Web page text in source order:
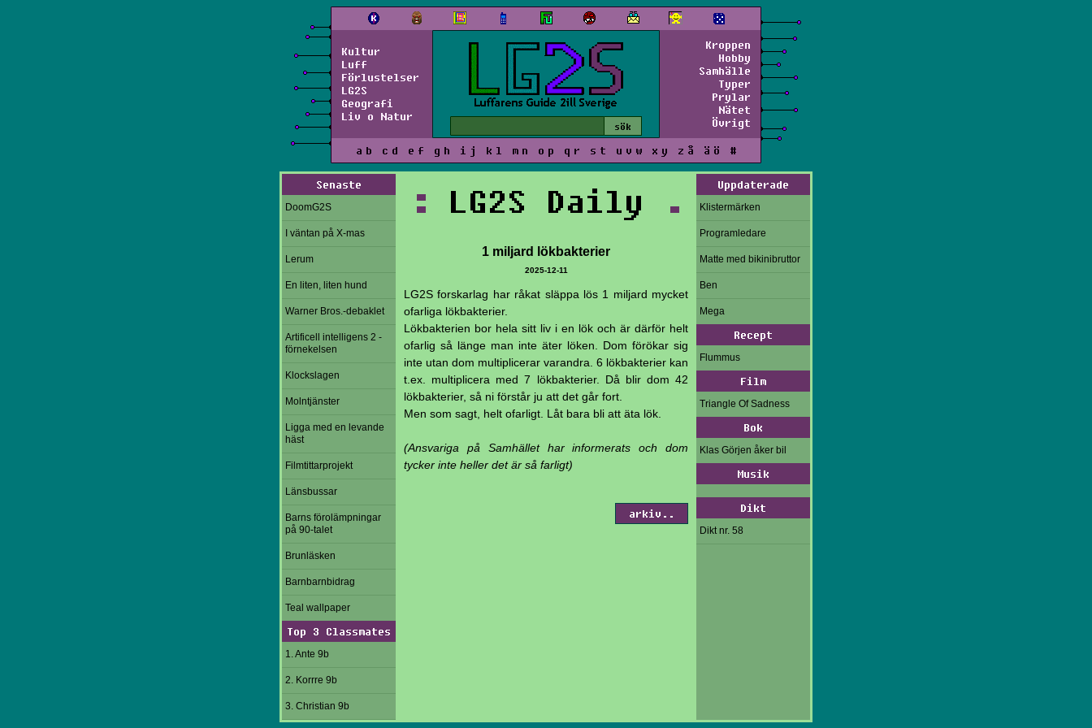
Kultur
Luff
Förlustelser
LG2S
Geografi
Liv o Natur
Kroppen
Hobby
Samhälle
Typer
Prylar
Nätet
Övrigt
a b c d e f g h i j k l m n o p q r s t u v w x y z å ä ö #
Senaste
DoomG2S
I väntan på X-mas
Lerum
En liten, liten hund
Warner Bros.-debaklet
Artificell intelligens 2 -
förnekelsen
Klockslagen
Molntjänster
Ligga med en levande
häst
Filmtittarprojekt
Länsbussar
Barns förolämpningar
på 90-talet
Brunläsken
Barnbarnbidrag
Teal wallpaper
Top 3 Classmates
1. Ante 9b
2. Korrre 9b
3. Christian 9b
: LG2S Daily .
1 miljard lökbakterier
2025-12-11
LG2S forskarlag har råkat släppa lös 1 miljard mycket
ofarliga lökbakterier.
Lökbakterien bor hela sitt liv i en lök och är därför helt
ofarlig så länge man inte äter löken. Dom förökar sig
inte utan dom multiplicerar varandra. 6 lökbakterier kan
t.ex. multiplicera med 7 lökbakterier. Då blir dom 42
lökbakterier, så ni förstår ju att det går fort.
Men som sagt, helt ofarligt. Låt bara bli att äta lök.
(Ansvariga på Samhället har informerats och dom
tycker inte heller det är så farligt)
arkiv..
Uppdaterade
Klistermärken
Programledare
Matte med bikinibruttor
Ben
Mega
Recept
Flummus
Film
Triangle Of Sadness
Bok
Klas Görjen åker bil
Musik
Dikt
Dikt nr. 58